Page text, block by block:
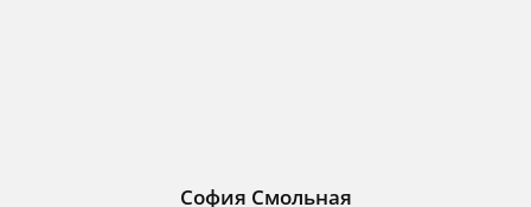
София Смольная